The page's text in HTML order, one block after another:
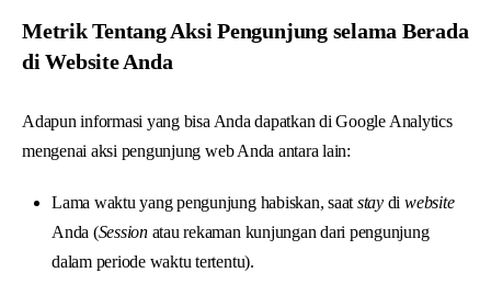
Metrik Tentang Aksi Pengunjung selama Berada
di Website Anda
Adapun informasi yang bisa Anda dapatkan di Google Analytics
mengenai aksi pengunjung web Anda antara lain:
Lama waktu yang pengunjung habiskan, saat staydiwebsite
Anda (Sessionatau rekaman kunjungan dari pengunjung
dalam periode waktu tertentu).